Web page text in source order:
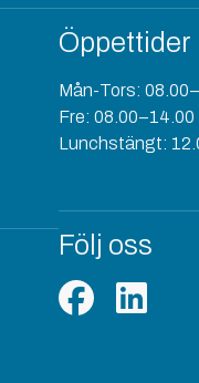
Öppettider
Mån-Tors:
Fre: 08.00–14.00
Lunchstängt:
Följ oss